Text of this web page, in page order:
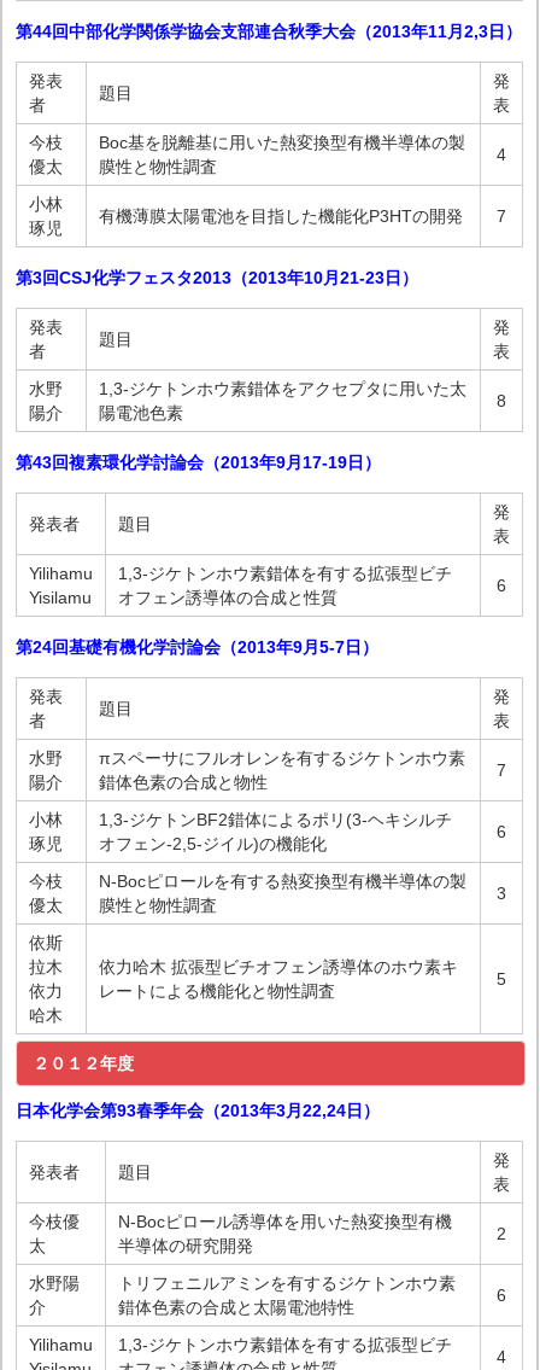
第44回中部化学関係学協会支部連合秋季大会（2013年11月2,3日）
発表
者
題目
発
表
今枝
優太
Boc基を脱離基に用いた熱変換型有機半導体の製
膜性と物性調査
4
小林
琢児
有機薄膜太陽電池を目指した機能化P3HTの開発 7
第3回CSJ化学フェスタ2013（2013年10月21-23日）
発表
者
題目
発
表
水野
陽介
1,3-ジケトンホウ素錯体をアクセプタに用いた太
陽電池色素
8
第43回複素環化学討論会（2013年9月17-19日）
発表者 題目
発
表
Yilihamu
Yisilamu
1,3-ジケトンホウ素錯体を有する拡張型ビチ
オフェン誘導体の合成と性質
6
第24回基礎有機化学討論会（2013年9月5-7日）
発表
者
題目
発
表
水野
陽介
πスペーサにフルオレンを有するジケトンホウ素
錯体色素の合成と物性
7
小林
琢児
1,3-ジケトンBF2錯体によるポリ(3-ヘキシルチ
オフェン-2,5-ジイル)の機能化
6
今枝
優太
N-Bocピロールを有する熱変換型有機半導体の製
膜性と物性調査
3
依斯
拉木
依力
哈木
依力哈木 拡張型ビチオフェン誘導体のホウ素キ
レートによる機能化と物性調査
5
２０１２年度
日本化学会第93春季年会（2013年3月22,24日）
発表者 題目
発
表
今枝優
太
N-Bocピロール誘導体を用いた熱変換型有機
半導体の研究開発
2
水野陽
介
トリフェニルアミンを有するジケトンホウ素
錯体色素の合成と太陽電池特性
6
Yilihamu
1,3-ジケトンホウ素錯体を有する拡張型ビチ
4